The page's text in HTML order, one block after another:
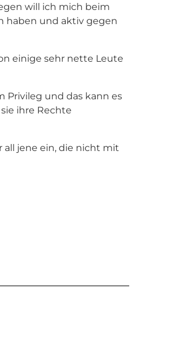
will ich mich beim
haben und aktiv gegen
einige sehr nette Leute
Privileg und das kann es
ihre Rechte
all jene ein, die nicht mit